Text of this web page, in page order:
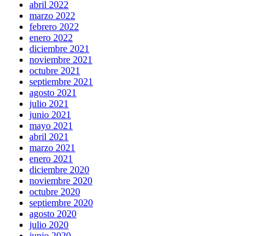
abril 2022
marzo 2022
febrero 2022
enero 2022
diciembre 2021
noviembre 2021
octubre 2021
septiembre 2021
agosto 2021
julio 2021
junio 2021
mayo 2021
abril 2021
marzo 2021
enero 2021
diciembre 2020
noviembre 2020
octubre 2020
septiembre 2020
agosto 2020
julio 2020